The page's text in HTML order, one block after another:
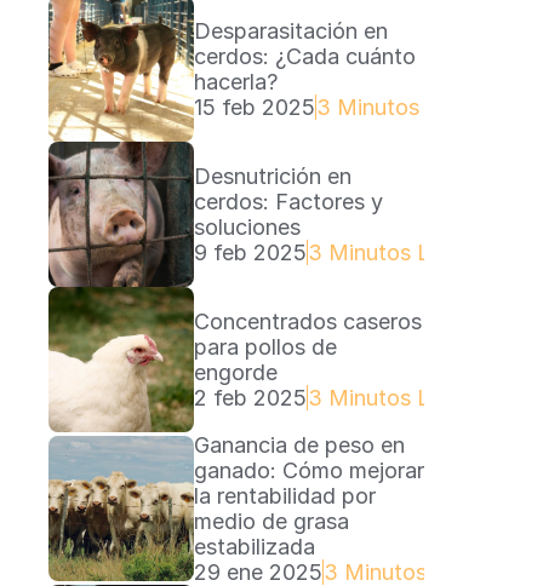
Desparasitación en
cerdos: ¿Cada cuánto
hacerla?
15 feb 20253 Minutos Lectura
Desnutrición en
cerdos: Factores y
soluciones
9 feb 20253 Minutos Lectura
Concentrados caseros
para pollos de
engorde
2 feb 20253 Minutos Lectura
Ganancia de peso en
ganado: Cómo mejorar
la rentabilidad por
medio de grasa
estabilizada
29 ene 20253 Minutos Lectura